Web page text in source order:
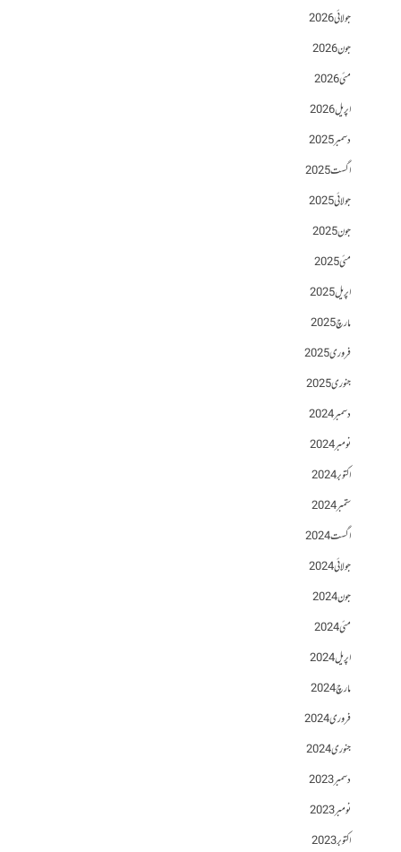
جولائی 2026
جون 2026
مئی 2026
اپریل 2026
دسمبر 2025
اگست 2025
جولائی 2025
جون 2025
مئی 2025
اپریل 2025
مارچ 2025
فروری 2025
جنوری 2025
دسمبر 2024
نومبر 2024
اکتوبر 2024
ستمبر 2024
اگست 2024
جولائی 2024
جون 2024
مئی 2024
اپریل 2024
مارچ 2024
فروری 2024
جنوری 2024
دسمبر 2023
نومبر 2023
اکتوبر 2023